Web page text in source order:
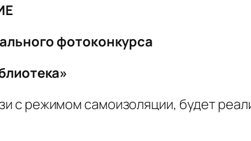
фотоконкурса
с режимом самоизоляции, будет